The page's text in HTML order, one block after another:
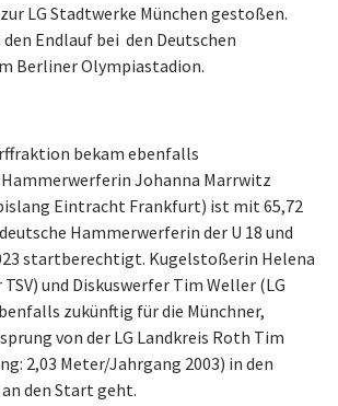
LG Stadtwerke München gestoßen.
Endlauf bei den Deutschen
Berliner Olympiastadion.
bekam ebenfalls
Johanna Marrwitz
Eintracht Frankfurt) ist mit 65,72
Hammerwerferin der U 18 und
startberechtigt. Kugelstoßerin Helena
und Diskuswerfer Tim Weller (LG
zukünftig für die Münchner,
von der LG Landkreis Roth Tim
2,03 Meter/Jahrgang 2003) in den
den Start geht.